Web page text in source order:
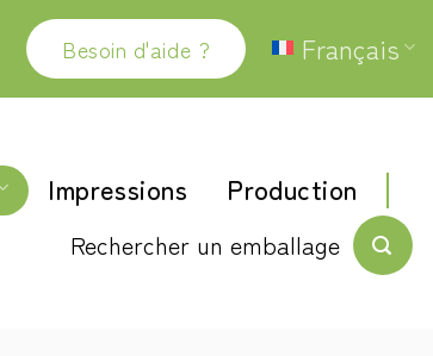
Besoin d'aide ? Français
Impressions Production
Rechercher un emballage